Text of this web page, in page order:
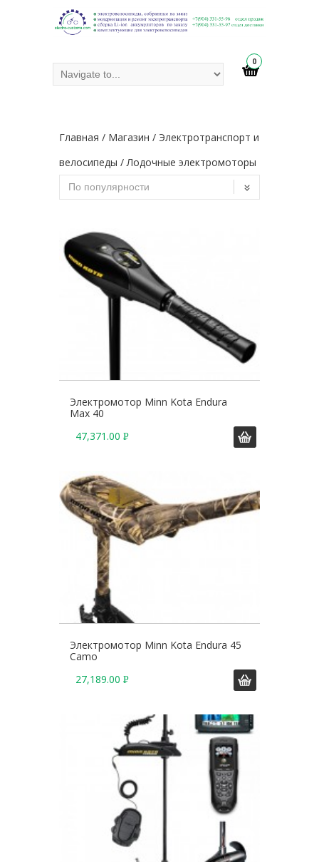
0
Главная / Магазин / Электротранспорт и
велосипеды / Лодочные электромоторы
Электромотор Minn Kota Endura
Max 40
47,371.00 Р
.
Электромотор Minn Kota Endura 45
Camo
27,189.00 Р
.